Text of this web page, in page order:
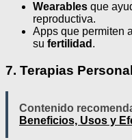
Wearables que
reproductiva.
Apps que permiten
su fertilidad .
7. Terapias
Contenido
Beneficios, Usos y